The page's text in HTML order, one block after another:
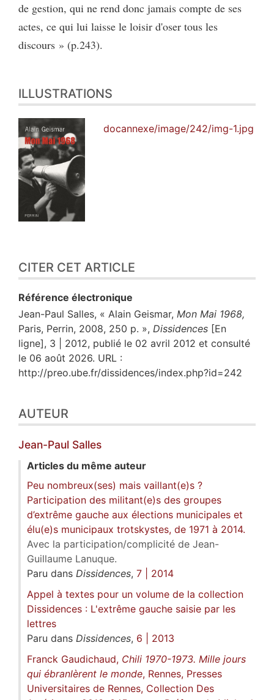
de gestion, qui ne rend donc jamais compte de ses
actes, ce qui lui laisse le loisir d'oser tous les
discours » (p.243).
ILLUSTRATIONS
docannexe/image/242/img-1.jpg
CITER CET ARTICLE
Référence électronique
Jean-Paul Salles, « Alain Geismar, Mon Mai 1968,
Paris, Perrin, 2008, 250 p. », Dissidences [En
ligne], 3 | 2012, publié le 02 avril 2012 et consulté
le 06 août 2026. URL :
http://preo.ube.fr/dissidences/index.php?id=242
AUTEUR
Jean-Paul Salles
Articles du même auteur
Peu nombreux(ses) mais vaillant(e)s ?
Participation des militant(e)s des groupes
d’extrême gauche aux élections municipales et
élu(e)s municipaux trotskystes, de 1971 à 2014.
Avec la participation/complicité de Jean-
Guillaume Lanuque.
Paru dans Dissidences, 7 | 2014
Appel à textes pour un volume de la collection
Dissidences : L'extrême gauche saisie par les
lettres
Paru dans Dissidences, 6 | 2013
Franck Gaudichaud, Chili 1970-1973. Mille jours
qui ébranlèrent le monde, Rennes, Presses
Universitaires de Rennes, Collection Des